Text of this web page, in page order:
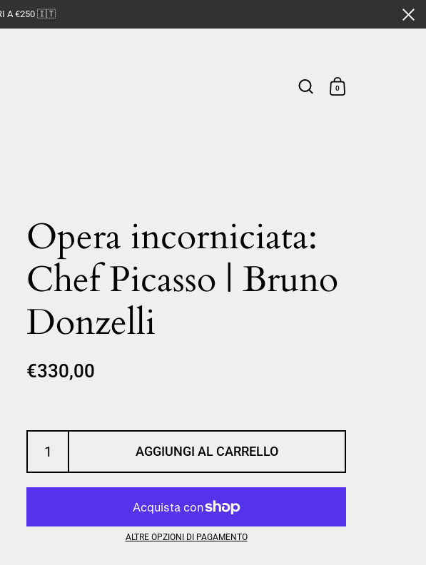
A €250 🇮🇹
0
Opera incorniciata:
Chef Picasso | Bruno
Donzelli
€330,00
AGGIUNGI AL CARRELLO
ALTRE OPZIONI DI PAGAMENTO